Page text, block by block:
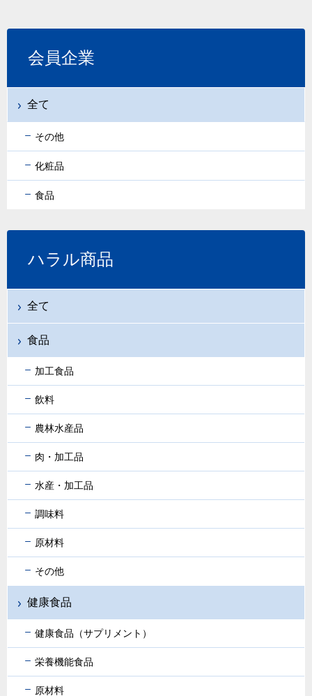
ハラル商品
全て
食品
加工食品
飲料
農林水産品
肉・加工品
水産・加工品
調味料
原材料
その他
健康食品
健康食品（サプリメント）
栄養機能食品
原材料
会員企業
全て
その他
化粧品
食品